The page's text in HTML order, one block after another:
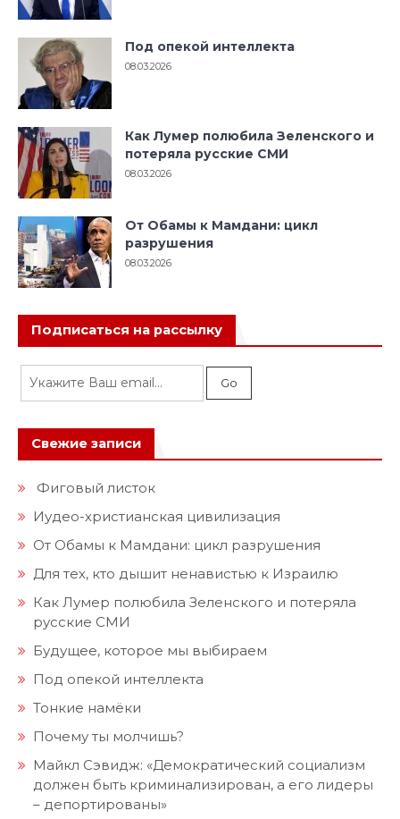
Под опекой интеллекта
08.03.2026
Как Лумер полюбила Зеленского и
потеряла русские СМИ
08.03.2026
От Обамы к Мамдани: цикл
разрушения
08.03.2026
Подписаться на рассылку
Свежие записи
Фиговый листок
Иудео-христианская цивилизация
От Обамы к Мамдани: цикл разрушения
Для тех, кто дышит ненавистью к Израилю
Как Лумер полюбила Зеленского и потеряла
русские СМИ
Будущее, которое мы выбираем
Под опекой интеллекта
Тонкие намёки
Почему ты молчишь?
Майкл Сэвидж: «Демократический социализм
должен быть криминализирован, а его лидеры
– депортированы»